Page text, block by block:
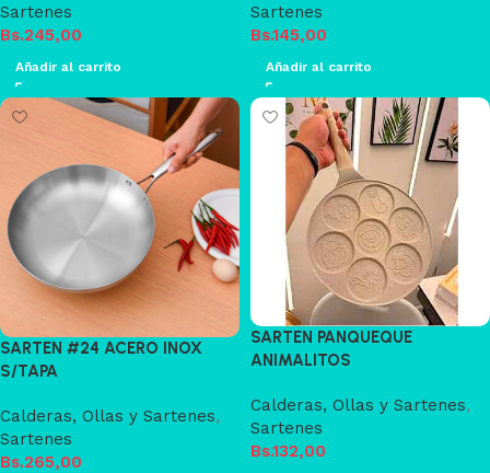
Sartenes
Bs.245,00
Añadir al carrito
Sartenes
Bs.145,00
Añadir al carrito
SARTEN #24 ACERO INOX
S/TAPA
Calderas, Ollas y Sartenes,
Sartenes
Bs.265,00
SARTEN PANQUEQUE
ANIMALITOS
Calderas, Ollas y Sartenes,
Sartenes
Bs.132,00